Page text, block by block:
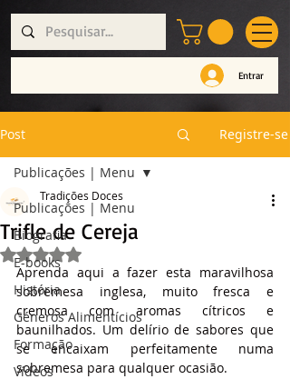
Entrar
Post Registre-se
Publicações | Menu
Biografia
E-books
História
Géneros Alimentícios
Formação
Vídeos
Publicações | Menu
Trifle de Cereja
Tradições Doces
Avaliado com NaN de 5 estrelas.
Aprenda aqui a fazer esta maravilhosa
sobremesa inglesa, muito fresca e
cremosa com aromas cítricos e
baunilhados. Um delírio de sabores que
se encaixam perfeitamente numa
sobremesa para qualquer ocasião.